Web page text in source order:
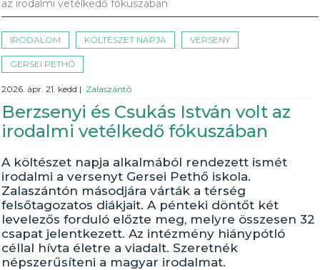
az irodalmi vetélkedő fókuszában
IRODALOM KÖLTÉSZET NAPJA VERSENY
GERSEI PETHŐ
2026. ápr. 21. kedd | Zalaszántó
Berzsenyi és Csukás István volt az
irodalmi vetélkedő fókuszában
A költészet napja alkalmából rendezett ismét
irodalmi a versenyt Gersei Pethő iskola.
Zalaszántón másodjára várták a térség
felsőtagozatos diákjait. A pénteki döntőt két
levelezős forduló előzte meg, melyre összesen 32
csapat jelentkezett. Az intézmény hiánypótló
céllal hívta életre a viadalt. Szeretnék
népszerűsíteni a magyar irodalmat.